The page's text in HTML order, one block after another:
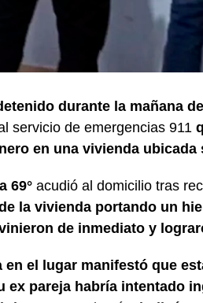
durante la mañana
servicio de emergencias 911
en una vivienda ubicada
69° acudió al domicilio tras
la vivienda portando un
de inmediato y
en el lugar manifestó que
ex pareja habría intentado